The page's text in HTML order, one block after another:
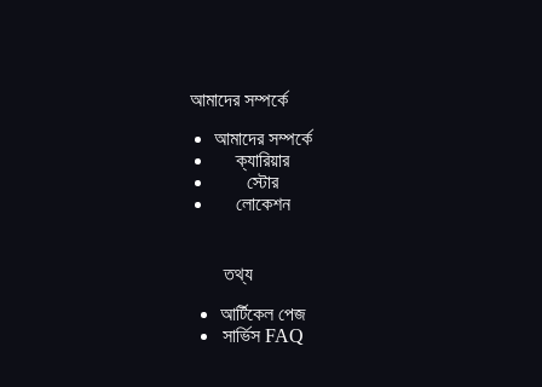
আমাদের সম্পর্কে
আমাদের সম্পর্কে
ক্যারিয়ার
স্টোর
লোকেশন
তথ্য
আর্টিকেল পেজ
সার্ভিস FAQ